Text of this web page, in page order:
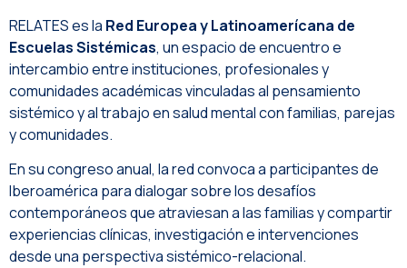
RELATES es la Red Europea y Latinoamerícana de
Escuelas Sistémicas, un espacio de encuentro e
intercambio entre instituciones, profesionales y
comunidades académicas vinculadas al pensamiento
sistémico y al trabajo en salud mental con familias, parejas
y comunidades.
En su congreso anual, la red convoca a participantes de
Iberoamérica para dialogar sobre los desafíos
contemporáneos que atraviesan a las familias y compartir
experiencias clínicas, investigación e intervenciones
desde una perspectiva sistémico-relacional.